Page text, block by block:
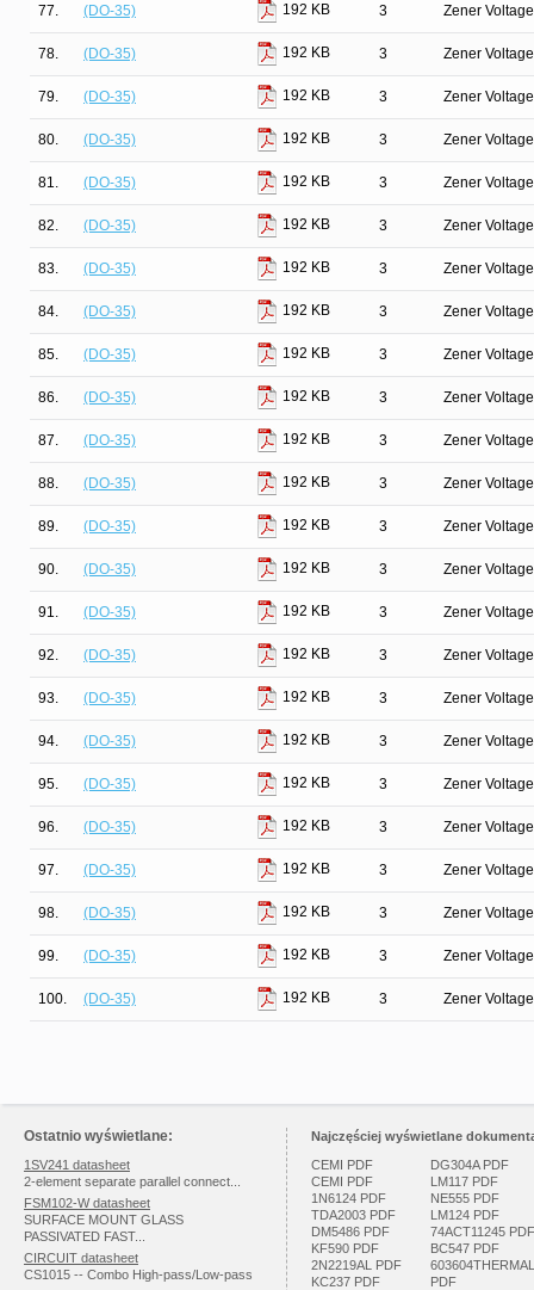
77. (DO-35) 192 KB 3 Zener
78. (DO-35) 192 KB 3 Zener
79. (DO-35) 192 KB 3 Zener
80. (DO-35) 192 KB 3 Zener
81. (DO-35) 192 KB 3 Zener
82. (DO-35) 192 KB 3 Zener
83. (DO-35) 192 KB 3 Zener
84. (DO-35) 192 KB 3 Zener
85. (DO-35) 192 KB 3 Zener
86. (DO-35) 192 KB 3 Zener
87. (DO-35) 192 KB 3 Zener
88. (DO-35) 192 KB 3 Zener
89. (DO-35) 192 KB 3 Zener
90. (DO-35) 192 KB 3 Zener
91. (DO-35) 192 KB 3 Zener
92. (DO-35) 192 KB 3 Zener
93. (DO-35) 192 KB 3 Zener
94. (DO-35) 192 KB 3 Zener
95. (DO-35) 192 KB 3 Zener
96. (DO-35) 192 KB 3 Zener
97. (DO-35) 192 KB 3 Zener
98. (DO-35) 192 KB 3 Zener
99. (DO-35) 192 KB 3 Zener
100. (DO-35) 192 KB 3 Zener
Ostatnio wyświetlane:
1SV241 datasheet
2-element separate parallel connect...
FSM102-W datasheet
SURFACE MOUNT GLASS
PASSIVATED FAST...
CIRCUIT datasheet
CS1015 -- Combo High-pass/Low-pass
Najczęściej wyświetlane
CEMI PDF
CEMI PDF
1N6124 PDF
TDA2003 PDF
DM5486 PDF
KF590 PDF
2N2219AL PDF
KC237 PDF
DG304A PDF
LM117 PDF
NE555 PDF
LM124 PDF
74ACT11245 PDF
BC547 PDF
603604THERMAL
PDF